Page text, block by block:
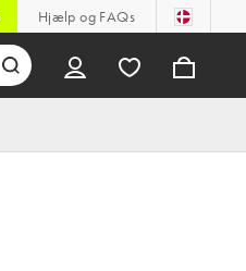
Hjælp og FAQs